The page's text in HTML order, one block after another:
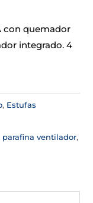
con quemador
integrado. 4
, Estufas
parafina ventilador,